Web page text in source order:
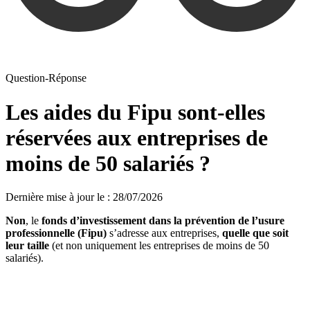
Question-Réponse
Les aides du Fipu sont-elles
réservées aux entreprises de
moins de 50 salariés ?
Dernière mise à jour le : 28/07/2026
Non, le fonds d’investissement dans la prévention de l’usure
professionnelle (Fipu) s’adresse aux entreprises, quelle que soit
leur taille (et non uniquement les entreprises de moins de 50
salariés).